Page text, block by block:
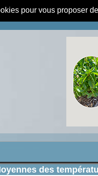
pour vous proposer
des